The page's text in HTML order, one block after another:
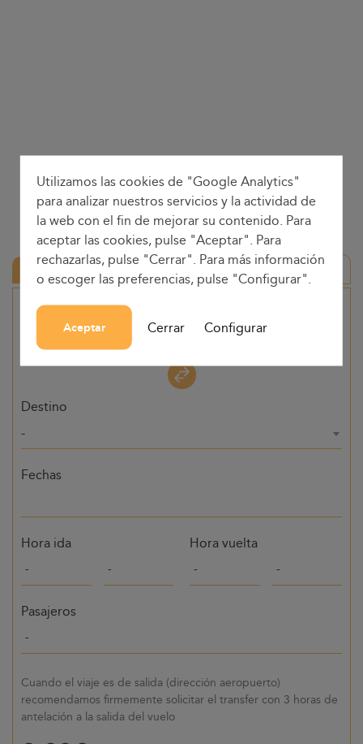
Ida y vuelta
Origen
Destino
-
Fechas
Hora ida Hora vuelta
Pasajeros
Cuando el viaje es de salida (dirección aeropuerto)
recomendamos firmemente solicitar el transfer con 3 horas de
antelación a la salida del vuelo
Utilizamos las cookies de "Google Analytics"
para analizar nuestros servicios y la actividad de
la web con el fin de mejorar su contenido. Para
aceptar las cookies, pulse "Aceptar". Para
rechazarlas, pulse "Cerrar". Para más información
o escoger las preferencias, pulse "Configurar".
Aceptar Cerrar Configurar